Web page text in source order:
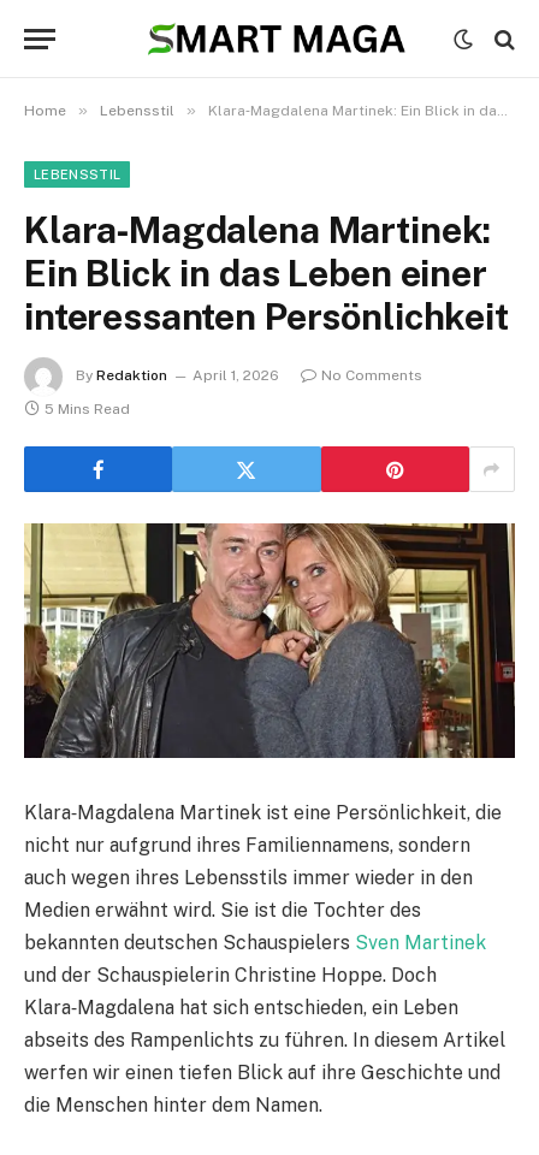
Home » Lebensstil » Klara‑Magdalena Martinek: Ein Blick in das Leben einer interessanten Persönlichkeit
LEBENSSTIL
Klara‑Magdalena Martinek:
Ein Blick in das Leben einer
interessanten Persönlichkeit
By Redaktion April 1, 2026
No Comments
5 Mins Read
Klara‑Magdalena Martinek ist eine Persönlichkeit, die
nicht nur aufgrund ihres Familiennamens, sondern
auch wegen ihres Lebensstils immer wieder in den
Medien erwähnt wird. Sie ist die Tochter des
bekannten deutschen Schauspielers Sven Martinek
und der Schauspielerin Christine Hoppe. Doch
Klara‑Magdalena hat sich entschieden, ein Leben
abseits des Rampenlichts zu führen. In diesem Artikel
werfen wir einen tiefen Blick auf ihre Geschichte und
die Menschen hinter dem Namen.